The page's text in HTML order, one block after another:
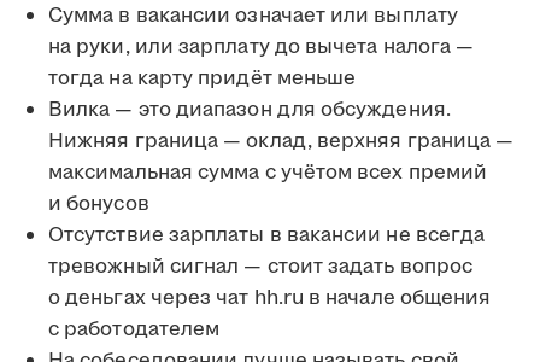
Сумма в вакансии означает или выплату
на руки, или зарплату до вычета налога —
тогда на карту придёт меньше
Вилка — это диапазон для обсуждения.
Нижняя граница — оклад, верхняя граница —
максимальная сумма с учётом всех премий
и бонусов
Отсутствие зарплаты в вакансии не всегда
тревожный сигнал — стоит задать вопрос
о деньгах через чат hh.ru в начале общения
с работодателем